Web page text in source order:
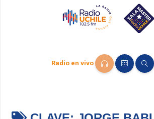
Radio en vivo